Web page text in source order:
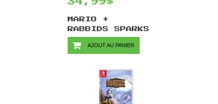
MARIO +
RABBIDS SPARKS
OF HOPE/SWITCH
AJOUT AU PANIER